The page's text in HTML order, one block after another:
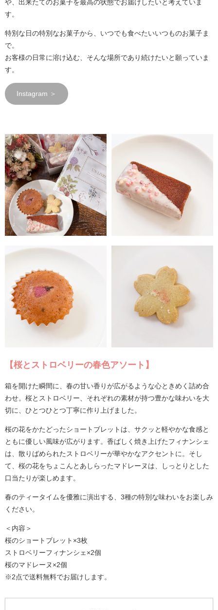
や、出来たてのお菓子を最高の状態でお届けしたいと考えていま
す。
特別な日の特別なお菓子から、いつでも食べたいいつものお菓子ま
で。
お客様の日常に溶け込む、そんな場所であり続けたいと願っていま
す。
Instagram ＞
【桜とストロベリーの春色アソート】
箱を開けた瞬間に、春の甘い香りが広がるような心ときめく詰め合
わせ。桜とストロベリー、それぞれの素材が持つ豊かな味わいを大
切に、ひとつひとつ丁寧に作り上げました。
桜の花をかたどったショートブレットは、サクッと軽やかな食感と
ともに優しい風味が広がります。香ばしく焼き上げたフィナンシェ
は、散りばめられたストロベリーが華やかなアクセントに。そし
て、桜の花をちょこんとあしらったマドレーヌは、しっとりとした
口当たりが楽しめます。
春のティータイムを優雅に演出する、3種の特別な味わいをお楽しみ
ください。
＜内容＞
桜のショートブレット×3枚
ストロベリーフィナンシェ×2個
桜のマドレーヌ×2個
※2点で送料無料でお届けします。